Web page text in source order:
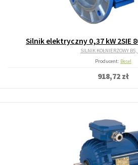
Silnik elektryczny 0,37 kW 2SIE
SILNIK KOŁNIERZOWY B5,
Producent: Besel
918,72 zł